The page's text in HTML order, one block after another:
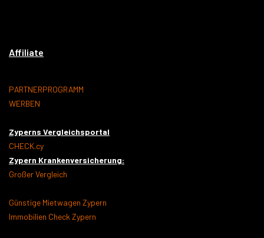
Affiliate
PARTNERPROGRAMM
WERBEN
Zyperns Vergleichsportal
CHECK.cy
Zypern Krankenversicherung:
Großer Vergleich
Günstige Mietwagen Zypern
Immobilien Check Zypern